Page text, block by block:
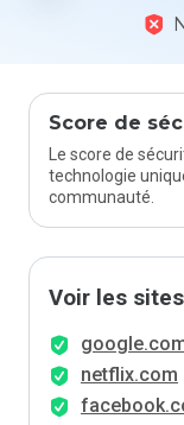
Score de
Le score de
technologie
communauté.
Voir les
netflix.com